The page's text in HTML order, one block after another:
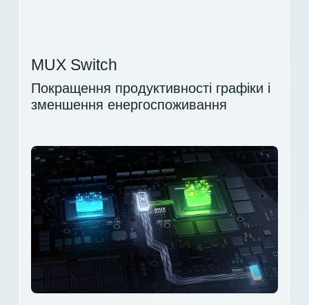
MUX Switch
Покращення продуктивності графіки і
зменшення енергоспоживання